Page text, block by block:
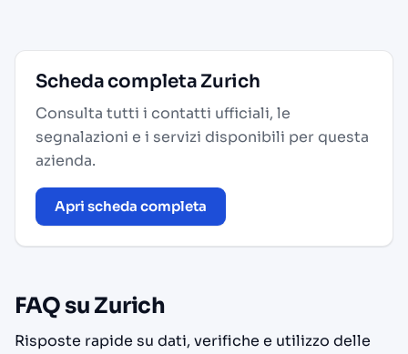
Scheda completa Zurich
Consulta tutti i contatti ufficiali, le
segnalazioni e i servizi disponibili per questa
azienda.
Apri scheda completa
FAQ su Zurich
Risposte rapide su dati, verifiche e utilizzo delle